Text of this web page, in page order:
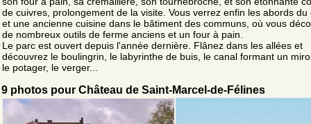
de cuivres, prolongement de la visite. Vous verrez enfin les abords du
et une ancienne cuisine dans le bâtiment des communs, où vous
de nombreux outils de ferme anciens et un four à pain.
Le parc est ouvert depuis l'année dernière. Flânez dans les allées et
découvrez le boulingrin, le labyrinthe de buis, le canal formant un
le potager, le verger...
9 photos pour Château de Saint-Marcel-de-Félines